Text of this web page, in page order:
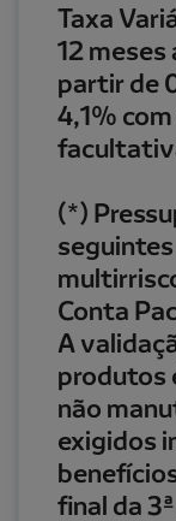
Taxa
12 meses
partir de
4,1%
(*)
Conta
A
produtos
não
exigidos
final da